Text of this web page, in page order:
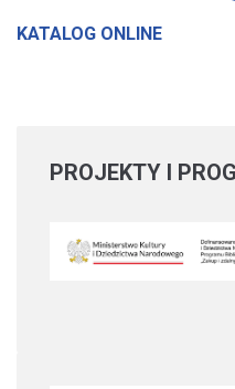
KATALOG ONLINE
PROJEKTY I